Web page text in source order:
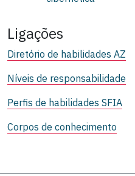
Ligações
Diretório de habilidades AZ
Níveis de responsabilidade
Perfis de habilidades SFIA
Corpos de conhecimento